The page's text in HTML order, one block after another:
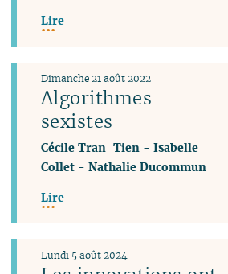
Lire
Algorithmes
sexistes
Dimanche 21 août 2022
Cécile Tran-Tien -Isabelle
Collet -Nathalie Ducommun
Lire
Lundi 5 août 2024